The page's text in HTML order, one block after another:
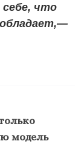
себе, что
модель